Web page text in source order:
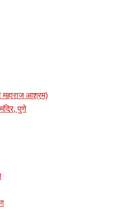
महाराज आश्रम)
पुणे